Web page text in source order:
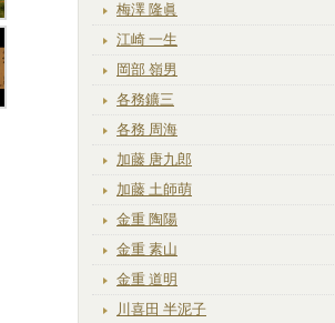
梅澤 隆眞
江崎 一生
岡部 嶺男
各務鑛三
各務 周海
加藤 唐九郎
加藤 土師萌
金重 陶陽
金重 素山
金重 道明
川喜田 半泥子